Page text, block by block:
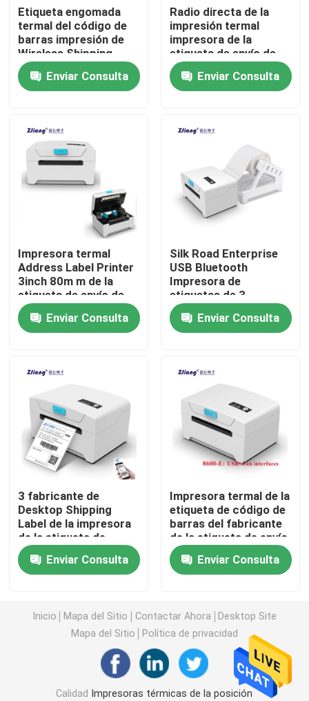
Productos
Sobre nosotros
Control de Calidad
noticias
Todos los casos
impresora del recibo de 80m m
impresora térmica portátil de 58m m mini
Mini impresora térmica portátil de 80 mm
Impresora térmica de Bluetooth 58m m
Impresora de la etiqueta de 3 pulgadas
Impresora de la etiqueta de 4 pulgadas
Etiqueta engomada
termal del código de
barras impresión de
Wireless Shipping
Label de la impresora
de la etiqueta de 3
pulgadas
Enviar Consulta
Radio directa de la
impresión termal
impresora de la
etiqueta de envío de
Lan USPS de la
impresora de la
etiqueta de 3 pulgadas
Enviar Consulta
Impresora termal
Address Label Printer
3inch 80m m de la
etiqueta de envío de
Bluetooth USPS
Enviar Consulta
Silk Road Enterprise
USB Bluetooth
Impresora de
etiquetas de 3
pulgadas para
impresión de código
de barras
Enviar Consulta
3 fabricante de
Desktop Shipping
Label de la impresora
de la etiqueta de
dirección del recibo
de la pulgada 203DPI
Enviar Consulta
Impresora termal de la
etiqueta de código de
barras del fabricante
de la etiqueta de envío
de Bluetooth 80m m
Enviar Consulta
Inicio Mapa del Sitio Contactar Ahora
Desktop Site
Mapa del Sitio
Política de privacidad
Calidad Impresoras térmicas de la posición